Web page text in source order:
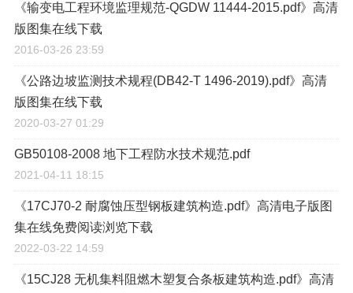
《输变电工程环境监理规范-QGDW 11444-2015.pdf》高清
版图集在线下载
2016-03-26 23:59
《公路边坡监测技术规程(DB42-T 1496-2019).pdf》高清
版图集在线下载
2020-03-27 01:29
GB50108-2008 地下工程防水技术规范.pdf
2021-04-11 18:15
《17CJ70-2 耐腐蚀压型钢板建筑构造.pdf》高清电子版图
集在线免费阅读浏览下载
2022-03-22 14:59
《15CJ28 无机集料阻燃木塑复合条板建筑构造.pdf》高清